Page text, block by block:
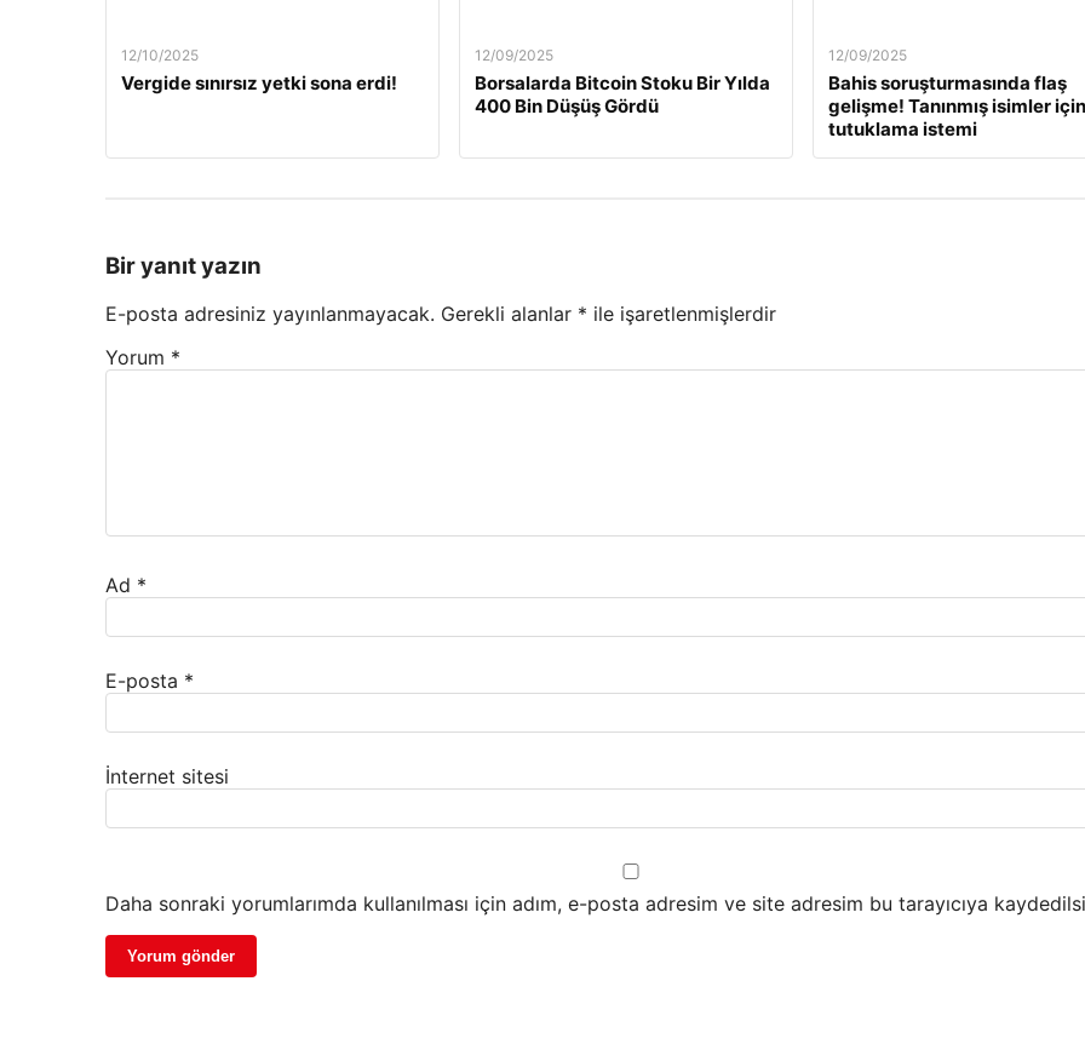
12/10/2025
Vergide sınırsız yetki sona erdi!
12/09/2025
Borsalarda Bitcoin Stoku Bir Yılda
400 Bin Düşüş Gördü
12/09/2025
Bahis soruşturmasında flaş
gelişme! Tanınmış isimler için
tutuklama istemi
Bir yanıt yazın
E-posta adresiniz yayınlanmayacak. Gerekli alanlar * ile işaretlenmişlerdir
Yorum *
Ad *
E-posta *
İnternet sitesi
Daha sonraki yorumlarımda kullanılması için adım, e-posta adresim ve site adresim bu tarayıcıya